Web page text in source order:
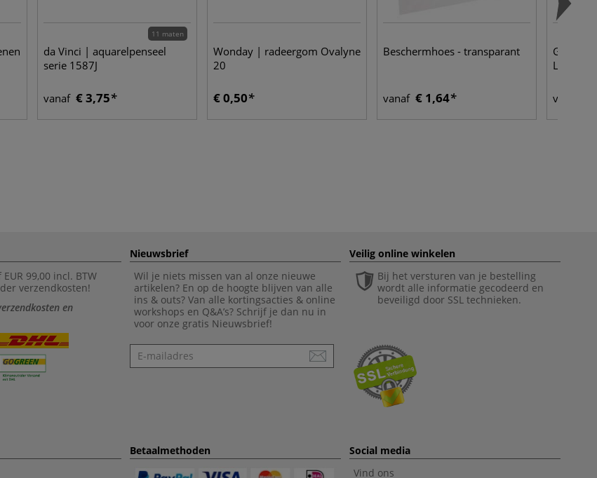
11 maten
da Vinci | aquarelpenseel
serie 1587J
vanaf € 3,75
Wonday | radeergom Ovalyne
20
€ 0,50
Beschermhoes - transparant
vanaf € 1,64 vanaf
99,00 incl. BTW
verzendkosten!
en
Nieuwsbrief
Wil je niets missen van al onze nieuwe
artikelen? En op de hoogte blijven van alle
ins & outs? Van alle kortingsacties & online
workshops en Q&A’s? Schrijf je dan nu in
voor onze gratis Nieuwsbrief!
Nieuwsbrief
Veilig online winkelen
Bij het versturen van je bestelling
wordt alle informatie gecodeerd en
beveiligd door SSL technieken.
Betaalmethoden
Social media
Vind ons